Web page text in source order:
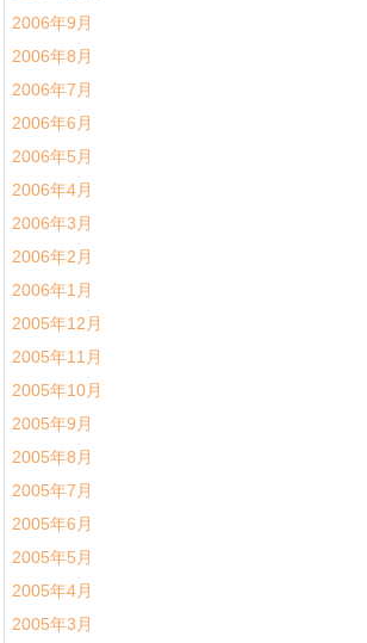
2006年9月
2006年8月
2006年7月
2006年6月
2006年5月
2006年4月
2006年3月
2006年2月
2006年1月
2005年12月
2005年11月
2005年10月
2005年9月
2005年8月
2005年7月
2005年6月
2005年5月
2005年4月
2005年3月